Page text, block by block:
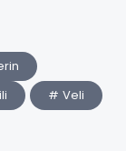
# Veli